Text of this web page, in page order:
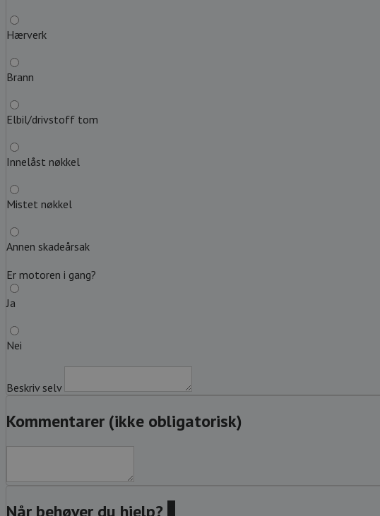
Hærverk
Brann
Elbil/drivstoff tom
Innelåst nøkkel
Mistet nøkkel
Annen skadeårsak
Er motoren i gang?
Ja
Nei
Beskriv selv
Kommentarer (ikke obligatorisk)
Når behøver du hjelp?